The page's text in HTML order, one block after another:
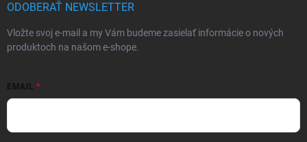
ODOBERAŤ NEWSLETTER
Vložte svoj e-mail a my Vám budeme zasielať informácie o nových
produktoch na našom e-shope.
EMAIL